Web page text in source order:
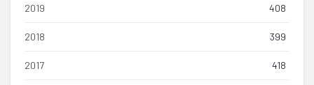
2019 408
2018 399
2017 418